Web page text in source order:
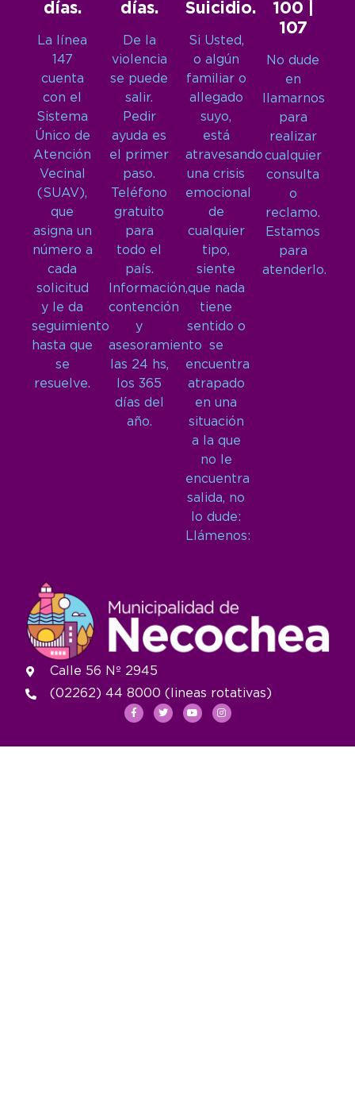
días.
La línea
147
cuenta
con el
Sistema
Único de
Atención
Vecinal
(SUAV),
que
asigna un
número a
cada
solicitud
y le da
seguimiento
hasta que
se
resuelve.
días.
De la
violencia
se puede
salir.
Pedir
ayuda es
el primer
paso.
Teléfono
gratuito
para
todo el
país.
Información,
contención
y
asesoramiento
las 24 hs,
los 365
días del
año.
Suicidio.
Si Usted,
o algún
familiar o
allegado
suyo,
está
atravesando
una crisis
emocional
de
cualquier
tipo,
siente
que nada
tiene
sentido o
se
encuentra
atrapado
en una
situación
a la que
no le
encuentra
salida, no
lo dude:
Llámenos:
100 |
107
No dude
en
llamarnos
para
realizar
cualquier
consulta
o
reclamo.
Estamos
para
atenderlo.
Calle 56 Nº 2945
(02262) 44 8000 (lineas rotativas)